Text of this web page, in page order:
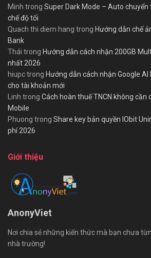
Minh trong Super Dark Mode – Auto
chế độ tối
Quach thi diem hang trong Hướng dẫn chế
Bank
Thái trong Hướng dẫn cách nhận 200GB
nhất 2026
hiupctrong Hướng dẫn cách nhận Google
cho tài khoản mới
Linh trong Cách hoàn thuế TNCN không
Mobile
Phuong trong Share key bản quyền IObit
phí 2026
Giới thiệu
AnonyViet
Nơi chia sẻ những kiến thức mà bạn chưa
nhà trường!